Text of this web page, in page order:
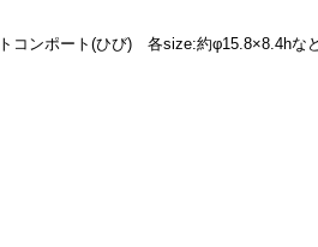
コンポート(ひび)　各size:約φ15.8×8.4hな